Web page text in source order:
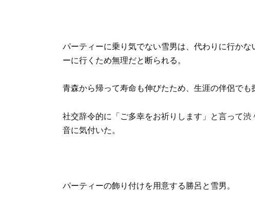
パーティーに乗り気でない雪男は、代わりに行か
ーに行くため無理だと断られる。
青森から帰って寿命も伸びたため、生涯の伴侶でも
社交辞令的に「ご多幸をお祈りします」と言って
音に気付いた。
パーティーの飾り付けを用意する勝呂と雪男。